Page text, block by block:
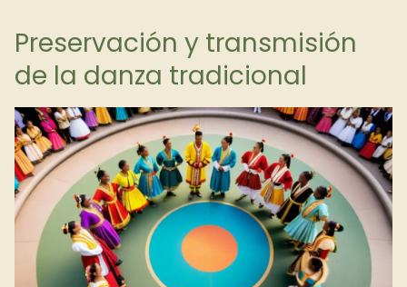
Preservación y transmisión
de la danza tradicional